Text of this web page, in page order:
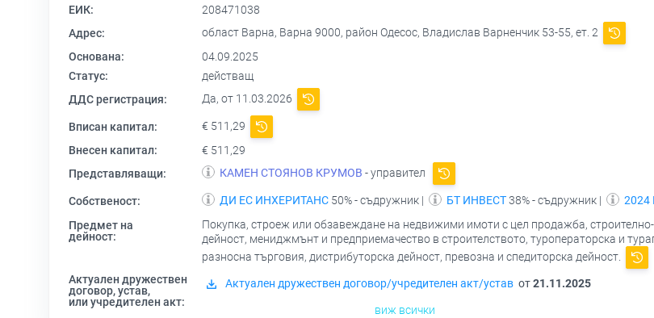
ЕИК:
208471038
Адрес:
област Варна, Варна 9000, район Одесос, Владислав Варненчик 53-55, ет. 2
Основана:
04.09.2025
Статус:
действащ
ДДС регистрация:
Да, от 11.03.2026
Вписан капитал:
€ 511,29
Внесен капитал:
€ 511,29
Представляващи:
КАМЕН СТОЯНОВ КРУМОВ - управител
Собственост: ДИ ЕС ИНХЕРИТАНС 50% - съдружник | БТ ИНВЕСТ38% - съдружник |
Предмет на
дейност:
Покупка, строеж или обзавеждане на недвижими имоти с цел продажба,
дейност, мениджмънт и предприемачество в строителството, туроператорска и
разносна търговия, дистрибуторска дейност, превозна и спедиторска дейност.
Актуален дружествен
договор, устав,
или учредителен акт:
Актуален дружествен договор/учредителен акт/устав от21.11.2025
виж всички